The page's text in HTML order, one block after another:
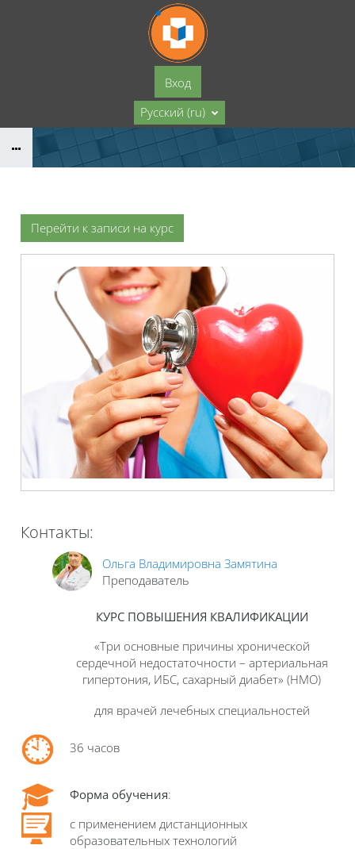
Перейти к основному содержанию
Вход
Русский ‎(ru)‎
Перейти к записи на курс
Контакты:
Ольга Владимировна Замятина
Преподаватель
КУРС ПОВЫШЕНИЯ КВАЛИФИКАЦИИ
«Три основные причины хронической
сердечной недостаточности – артериальная
гипертония, ИБС, сахарный диабет» (НМО)
для врачей лечебных специальностей
36 часов
Форма обучения:
с применением дистанционных
образовательных технологий